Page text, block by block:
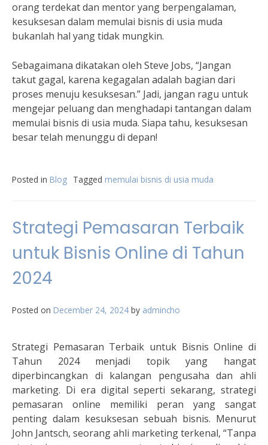
orang terdekat dan mentor yang berpengalaman,
kesuksesan dalam memulai bisnis di usia muda
bukanlah hal yang tidak mungkin.
Sebagaimana dikatakan oleh Steve Jobs, “Jangan
takut gagal, karena kegagalan adalah bagian dari
proses menuju kesuksesan.” Jadi, jangan ragu untuk
mengejar peluang dan menghadapi tantangan dalam
memulai bisnis di usia muda. Siapa tahu, kesuksesan
besar telah menunggu di depan!
Posted in Blog Tagged memulai bisnis di usia muda
Strategi Pemasaran Terbaik
untuk Bisnis Online di Tahun
2024
Posted on December 24, 2024 by admincho
Strategi Pemasaran Terbaik untuk Bisnis Online di
Tahun 2024 menjadi topik yang hangat
diperbincangkan di kalangan pengusaha dan ahli
marketing. Di era digital seperti sekarang, strategi
pemasaran online memiliki peran yang sangat
penting dalam kesuksesan sebuah bisnis. Menurut
John Jantsch, seorang ahli marketing terkenal, “Tanpa